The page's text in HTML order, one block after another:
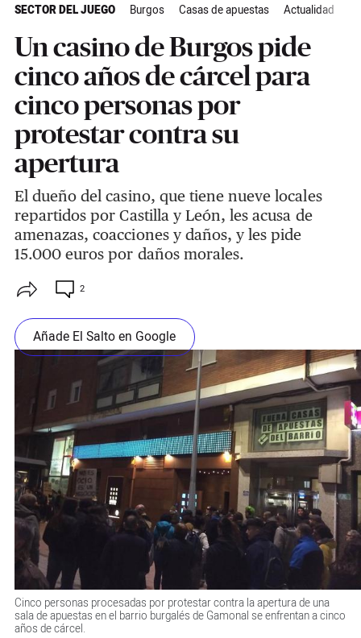
SECTOR DEL JUEGO Burgos Casas de apuestas Actualidad
Un casino de Burgos pide
cinco años de cárcel para
cinco personas por
protestar contra su
apertura
El dueño del casino, que tiene nueve locales
repartidos por Castilla y León, les acusa de
amenazas, coacciones y daños, y les pide
15.000 euros por daños morales.
2
Añade El Salto en Google
Cinco personas procesadas por protestar contra la apertura de una
sala de apuestas en el barrio burgalés de Gamonal se enfrentan a cinco
años de cárcel.